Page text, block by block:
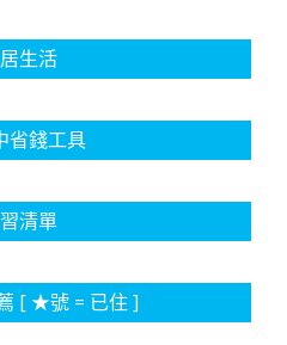
生活
省錢工具
清單
[ ★號 = 已住 ]